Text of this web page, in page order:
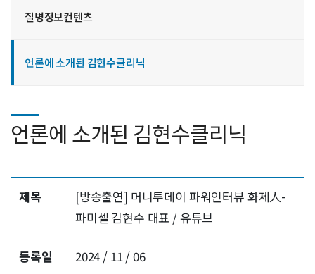
질병정보컨텐츠
언론에 소개된 김현수클리닉
언론에 소개된 김현수클리닉
제목
[방송출연] 머니투데이 파워인터뷰 화제人-
파미셀 김현수 대표 / 유튜브
등록일 2024 / 11 / 06